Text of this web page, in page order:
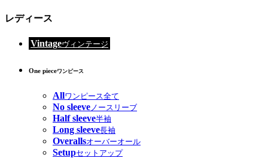
レディース
Vintageヴィンテージ
One pieceワンピース
Allワンピース全て
No sleeve ノースリーブ
Half sleeve半袖
Long sleeve長袖
Overallsオーバーオール
Setupセットアップ